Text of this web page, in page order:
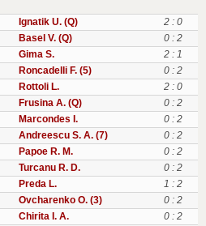
Ignatik U. (Q)
2 : 0
Basel V. (Q)
0 : 2
Gima S.
2 : 1
Roncadelli F. (5)
0 : 2
Rottoli L.
2 : 0
Frusina A. (Q)
0 : 2
Marcondes I.
0 : 2
Andreescu S. A. (7)
0 : 2
Papoe R. M.
0 : 2
Turcanu R. D.
0 : 2
Preda L.
1 : 2
Ovcharenko O. (3)
0 : 2
Chirita I. A. 0 : 2